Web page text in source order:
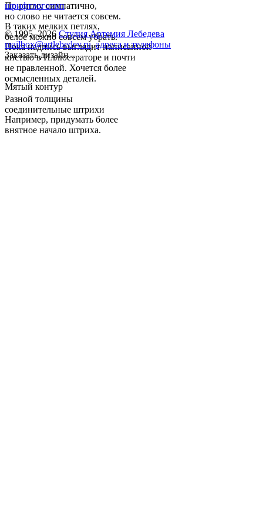
По ритму симпатично,
но слово не читается совсем.
В таких мелких петлях,
белое можно совсем убрать.
Пока надпись выглядит написанной
кистью в Иллюстраторе и почти
не правленной. Хочется более
осмысленных деталей.
Мятый контур
Разной толщины
соединительные штрихи
Например, придумать более
внятное начало штриха.
шрифтлоготип
© 1995–2026 Студия Артемия Лебедева
mailbox@artlebedev.ru, адреса и телефоны
Заказать дизайн...